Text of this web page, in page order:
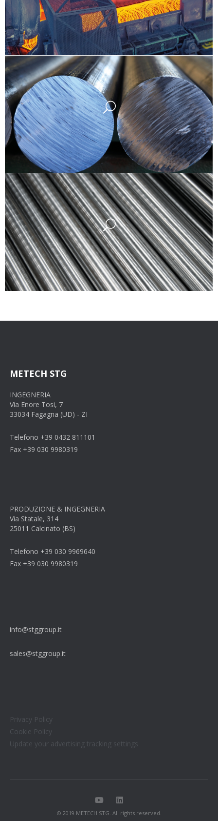
METECH STG
INGEGNERIA
Via Enore Tosi, 7
33034 Fagagna (UD) - ZI
Telefono +39 0432 811101
Fax +39 030 9980319
PRODUZIONE & INGEGNERIA
Via Statale, 314
25011 Calcinato (BS)
Telefono +39 030 9969640
Fax +39 030 9980319
info@stggroup.it
sales@stggroup.it
Privacy Policy
Cookie Policy
Update your advertising tracking settings
© 2019 METECH STG. All rights reserved.